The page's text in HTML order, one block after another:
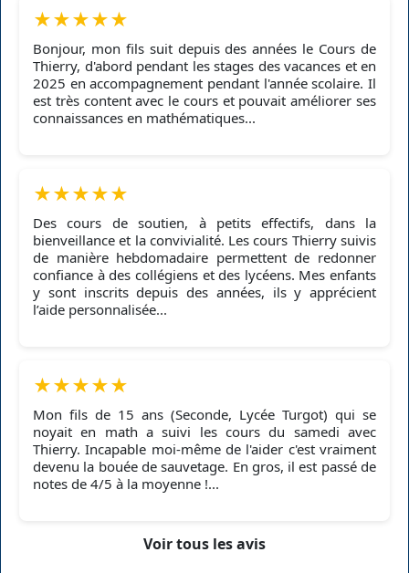
★★★★★
Bonjour, mon fils suit depuis des années le Cours de
Thierry, d'abord pendant les stages des vacances et en
2025 en accompagnement pendant l'année scolaire. Il
est très content avec le cours et pouvait améliorer ses
connaissances en mathématiques...
★★★★★
Des cours de soutien, à petits effectifs, dans la
bienveillance et la convivialité. Les cours Thierry suivis
de manière hebdomadaire permettent de redonner
confiance à des collégiens et des lycéens. Mes enfants
y sont inscrits depuis des années, ils y apprécient
l’aide personnalisée...
★★★★★
Mon fils de 15 ans (Seconde, Lycée Turgot) qui se
noyait en math a suivi les cours du samedi avec
Thierry. Incapable moi-même de l'aider c'est vraiment
devenu la bouée de sauvetage. En gros, il est passé de
notes de 4/5 à la moyenne !...
Voir tous les avis